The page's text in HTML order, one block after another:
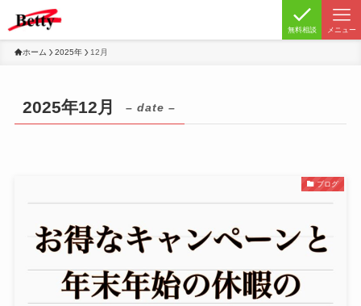
無料相談 メニュー
ホーム 2025年 12月
2025年12月 – date –
ブログ